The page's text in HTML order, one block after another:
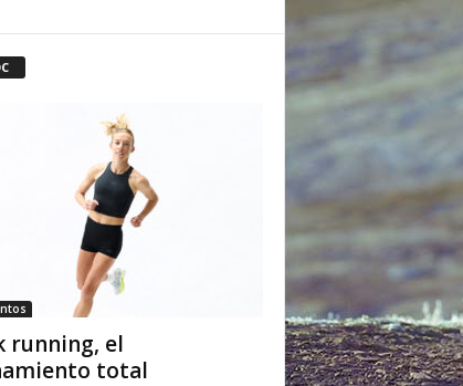
running, el
total